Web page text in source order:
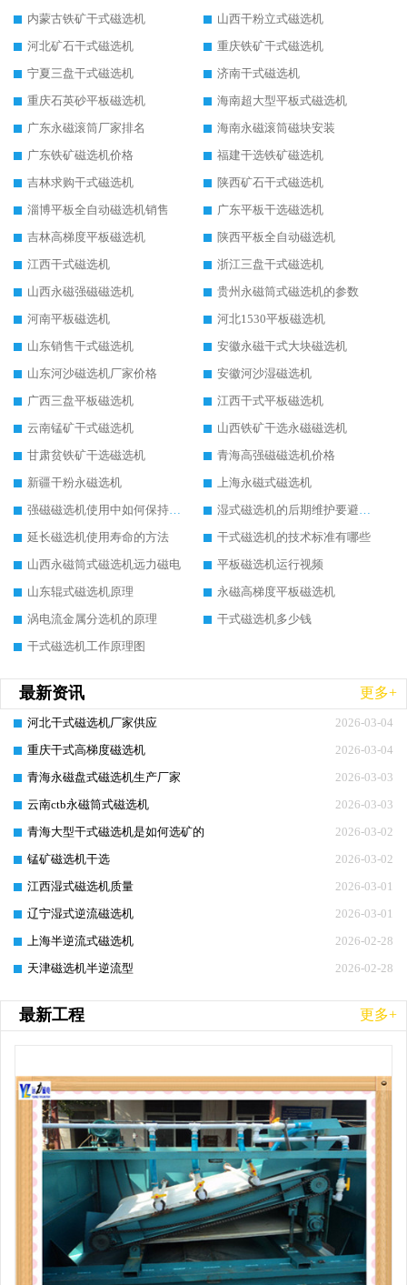
内蒙古铁矿干式磁选机
山西干粉立式磁选机
河北矿石干式磁选机
重庆铁矿干式磁选机
宁夏三盘干式磁选机
济南干式磁选机
重庆石英砂平板磁选机
海南超大型平板式磁选机
广东永磁滚筒厂家排名
海南永磁滚筒磁块安装
广东铁矿磁选机价格
福建干选铁矿磁选机
吉林求购干式磁选机
陕西矿石干式磁选机
淄博平板全自动磁选机销售
广东平板干选磁选机
吉林高梯度平板磁选机
陕西平板全自动磁选机
江西干式磁选机
浙江三盘干式磁选机
山西永磁强磁磁选机
贵州永磁筒式磁选机的参数
河南平板磁选机
河北1530平板磁选机
山东销售干式磁选机
安徽永磁干式大块磁选机
山东河沙磁选机厂家价格
安徽河沙湿磁选机
广西三盘平板磁选机
江西干式平板磁选机
云南锰矿干式磁选机
山西铁矿干选永磁磁选机
甘肃贫铁矿干选磁选机
青海高强磁磁选机价格
新疆干粉永磁选机
上海永磁式磁选机
强磁磁选机使用中如何保持其顺畅运行
湿式磁选机的后期维护要避开哪些坑
延长磁选机使用寿命的方法
干式磁选机的技术标准有哪些
山西永磁筒式磁选机远力磁电
平板磁选机运行视频
山东辊式磁选机原理
永磁高梯度平板磁选机
涡电流金属分选机的原理
干式磁选机多少钱
干式磁选机工作原理图
最新资讯 更多+
2026-03-04
河北干式磁选机厂家供应
2026-03-04
重庆干式高梯度磁选机
2026-03-03
青海永磁盘式磁选机生产厂家
2026-03-03
云南ctb永磁筒式磁选机
2026-03-02
青海大型干式磁选机是如何选矿的
2026-03-02
锰矿磁选机干选
2026-03-01
江西湿式磁选机质量
2026-03-01
辽宁湿式逆流磁选机
2026-02-28
上海半逆流式磁选机
2026-02-28
天津磁选机半逆流型
最新工程 更多+